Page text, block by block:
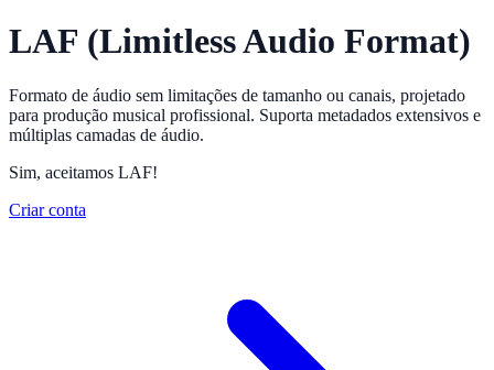
LAF (Limitless Audio Format)
Formato de áudio sem limitações de tamanho ou canais, projetado
para produção musical profissional. Suporta metadados extensivos e
múltiplas camadas de áudio.
Sim, aceitamos LAF!
Criar conta